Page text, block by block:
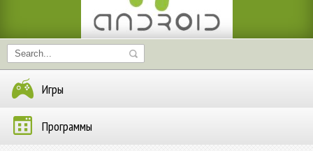
Игры
Программы